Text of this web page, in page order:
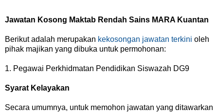
Jawatan Kosong Maktab Rendah Sains MARA Kuantan
Berikut adalah merupakan kekosongan jawatan terkini oleh
pihak majikan yang dibuka untuk permohonan:
1. Pegawai Perkhidmatan Pendidikan Siswazah DG9
Syarat Kelayakan
Secara umumnya, untuk memohon jawatan yang ditawarkan